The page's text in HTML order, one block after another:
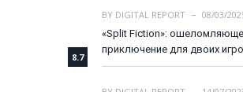
8.7
BY DIGITAL REPORT
08/03/
«Split Fiction»:
приключение для двоих